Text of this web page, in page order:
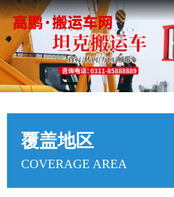
覆盖地区
COVERAGE AREA